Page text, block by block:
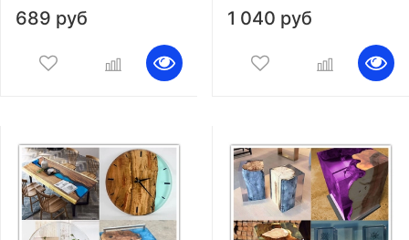
689 руб 1 040 руб